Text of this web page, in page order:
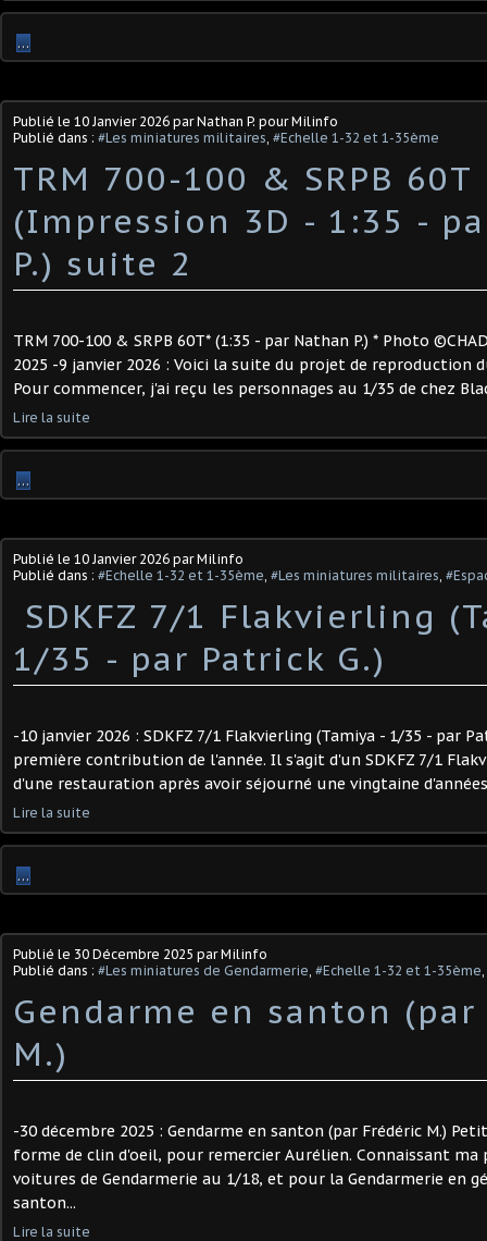
…
Publié le 10 Janvier 2026 par Nathan P. pour Milinfo
Publié dans : #Les miniatures militaires, #Echelle 1-32 et 1-35ème
TRM 700-100 & SRPB 60T
(Impression 3D - 1:35 -
P.) suite 2
TRM 700-100 & SRPB 60T* (1:35 - par Nathan P.) * Photo
2025 -9 janvier 2026 : Voici la suite du projet de reproduction
Pour commencer, j'ai reçu les personnages au 1/35 de chez
Lire la suite
…
Publié le 10 Janvier 2026 par Milinfo
Publié dans : #Echelle 1-32 et 1-35ème, #Les miniatures militaires,
SDKFZ 7/1 Flakvierling
1/35 - par Patrick G.) ​
-10 janvier 2026 : SDKFZ 7/1 Flakvierling (Tamiya - 1/35 - par
première contribution de l'année. Il s'agit d'un SDKFZ 7/1
d'une restauration après avoir séjourné une vingtaine
Lire la suite
…
Publié le 30 Décembre 2025 par Milinfo
Publié dans : #Les miniatures de Gendarmerie, #Echelle 1-32 et 1-35ème,
Gendarme en santon
M.)
-30 décembre 2025 : Gendarme en santon (par Frédéric M.)
forme de clin d'oeil, pour remercier Aurélien. Connaissant ma
voitures de Gendarmerie au 1/18, et pour la Gendarmerie en
santon...
Lire la suite